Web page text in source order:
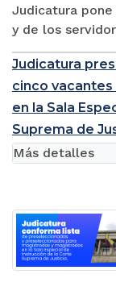
Judicatura
y de los
Judicatura
cinco
en la Sala
Suprema de
Más detalles